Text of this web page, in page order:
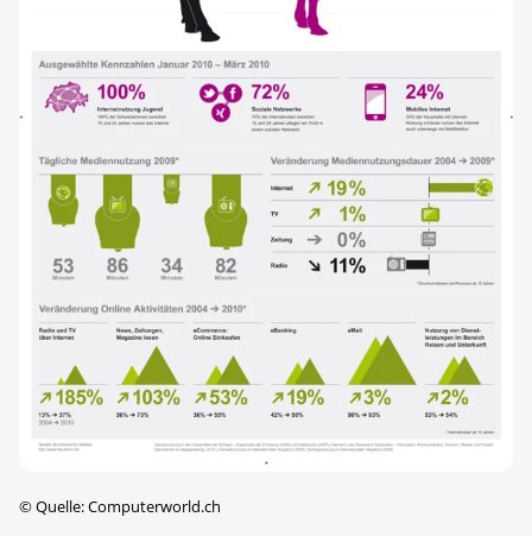
©Quelle: Computerworld.ch